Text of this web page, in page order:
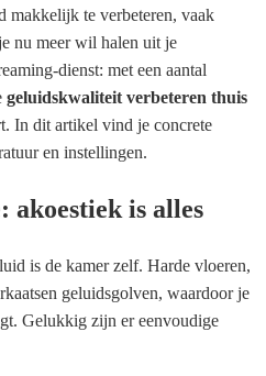
makkelijk te verbeteren, vaak
nu meer wil halen uit je
dienst: met een aantal
geluidskwaliteit verbeteren thuis
In dit artikel vind je concrete
en instellingen.
is alles
is de kamer zelf. Harde vloeren,
geluidsgolven, waardoor je
Gelukkig zijn er eenvoudige